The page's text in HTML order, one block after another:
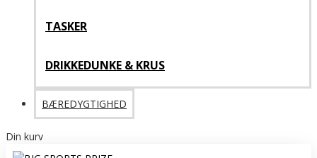
TASKER
DRIKKEDUNKE & KRUS
BÆREDYGTIGHED
Din kurv